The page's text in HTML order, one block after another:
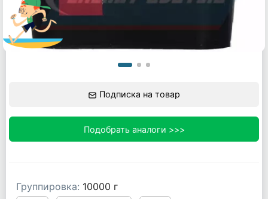
Подписка на товар
Подобрать аналоги >>>
Группировка: 10000 г